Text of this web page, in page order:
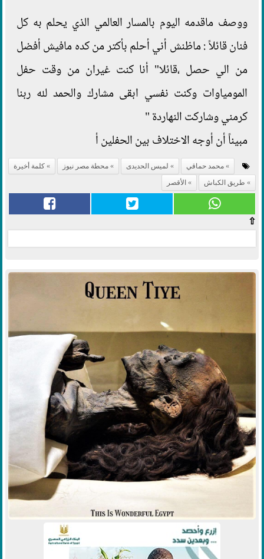
ووصف ماقدمه اليوم بالمسار العالمي الذي يحلم به كل
فنان قائلاً : ماظنش أني أحلم بأكتر من كده مافيش أفضل
من الي حصل ،قائلا" أنا كنت غيران من وقت حفل
المومياوات وكنت نفسي ابقى مشارك والحمد لله ربنا
كرمني وشاركت النهاردة "
مبيناً أن أوجه الاختلاف بين الحفلين أ
محمد حماقي لميس الحديدى محطة مصر نيوز
كلمة أخيرة
طريق الكباش
الأقصر
⇧